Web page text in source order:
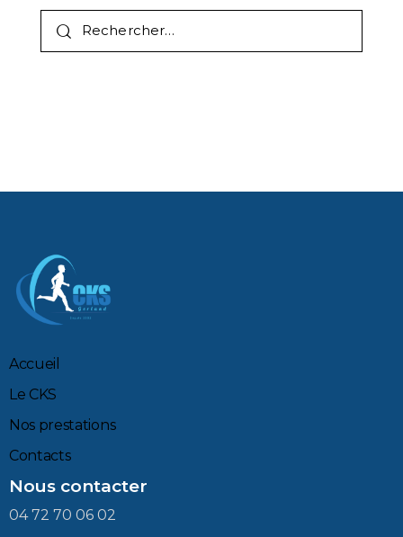
Accueil
Le CKS
Nos prestations
Contacts
Nous contacter
04 72 70 06 02